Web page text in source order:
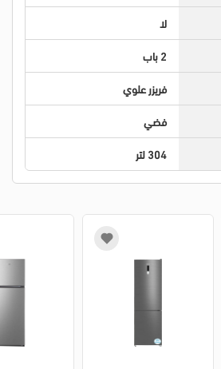
لا
2 باب
فريزر علوي
فضي
304 لتر